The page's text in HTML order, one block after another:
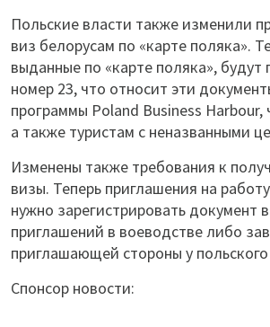
Польские власти также изменили
виз белорусам по «карте поляка».
выданные по «карте поляка», будут
номер 23, что относит эти
программы Poland Business Harbour,
а также туристам с неназванными
Изменены также требования к
визы. Теперь приглашения на
нужно зарегистрировать документ
приглашений в воеводстве либо
приглашающей стороны у польского
Спонсор новости: